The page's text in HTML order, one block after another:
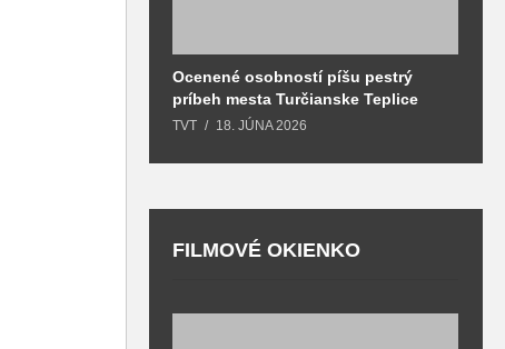
Ocenené osobností píšu pestrý
príbeh mesta Turčianske Teplice
TVT 18. JÚNA 2026
FILMOVÉ OKIENKO